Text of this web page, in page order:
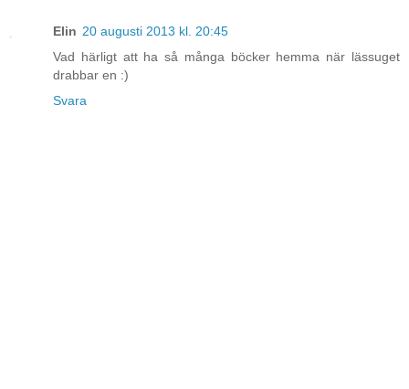
Elin 20 augusti 2013 kl. 20:45
Vad härligt att ha så många böcker hemma när lässuget
drabbar en :)
Svara